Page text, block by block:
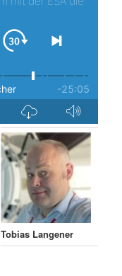
Tobias Langener